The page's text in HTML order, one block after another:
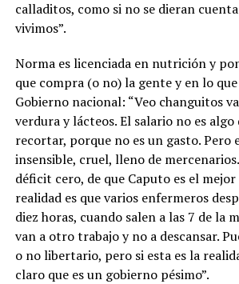
calladitos, como si no se dieran
vivimos”.
Norma es licenciada en nutrición y
que compra (o no) la gente y en lo
Gobierno nacional: “Veo changuitos
verdura y lácteos. El salario no es algo
recortar, porque no es un gasto. Pero
insensible, cruel, lleno de
déficit cero, de que Caputo es el
realidad es que varios enfermeros
diez horas, cuando salen a las 7 de la
van a otro trabajo y no a descansar.
o no libertario, pero si esta es la
claro que es un gobierno pésimo”.